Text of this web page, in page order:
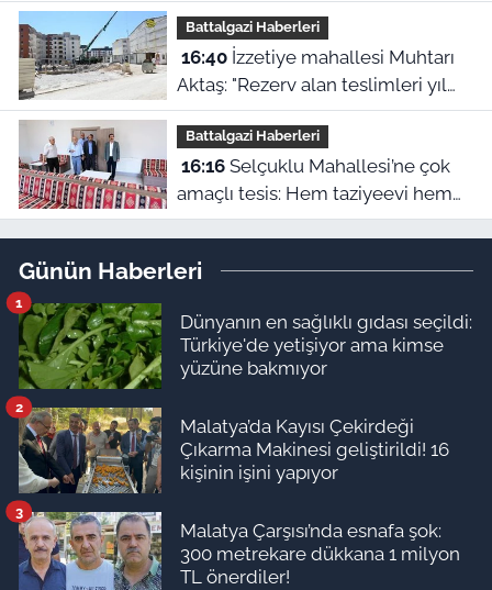
Battalgazi Haberleri
16:40İzzetiye mahallesi Muhtarı
Aktaş: "Rezerv alan teslimleri yıl
sonunu bulur"
Battalgazi Haberleri
16:16Selçuklu Mahallesi’ne çok
amaçlı tesis: Hem taziyeevi hem
kültür merkezi
Günün Haberleri
Dünyanın en sağlıklı gıdası seçildi:
Türkiye'de yetişiyor ama kimse
yüzüne bakmıyor
1
Malatya’da Kayısı Çekirdeği
Çıkarma Makinesi geliştirildi! 16
kişinin işini yapıyor
2
Malatya Çarşısı’nda esnafa şok:
300 metrekare dükkana 1 milyon
TL önerdiler!
3